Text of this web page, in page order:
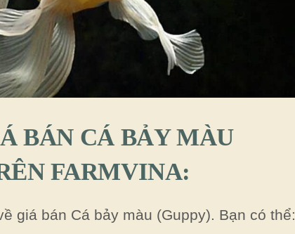
BÁN CÁ BẢY MÀU
FARMVINA:
giá bán Cá bảy màu (Guppy). Bạn có thể: